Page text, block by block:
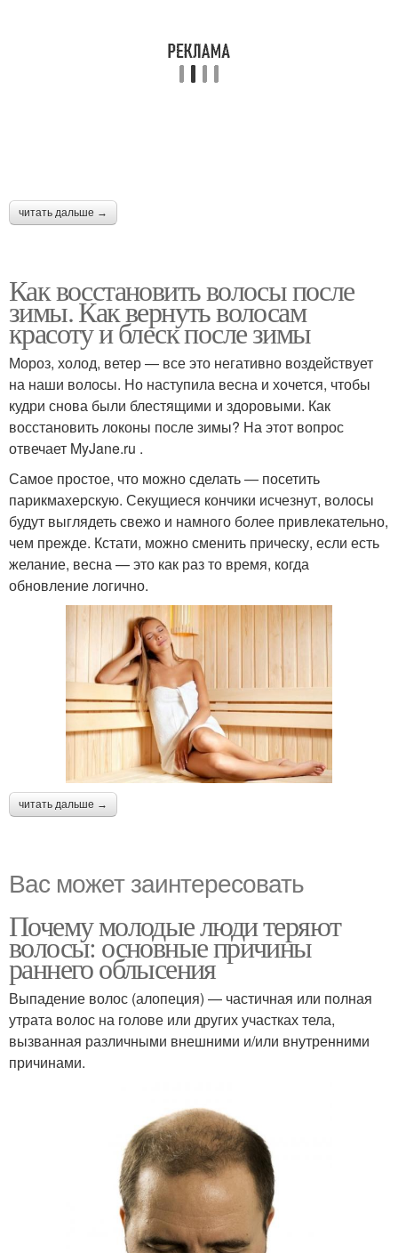
читать дальше →
Как восстановить волосы после
зимы. Как вернуть волосам
красоту и блеск после зимы
Мороз, холод, ветер — все это негативно воздействует
на наши волосы. Но наступила весна и хочется, чтобы
кудри снова были блестящими и здоровыми. Как
восстановить локоны после зимы? На этот вопрос
отвечает MyJane.ru .
Самое простое, что можно сделать — посетить
парикмахерскую. Секущиеся кончики исчезнут, волосы
будут выглядеть свежо и намного более привлекательно,
чем прежде. Кстати, можно сменить прическу, если есть
желание, весна — это как раз то время, когда
обновление логично.
читать дальше →
Вас может заинтересовать
Почему молодые люди теряют
волосы: основные причины
раннего облысения
Выпадение волос (алопеция) — частичная или полная
утрата волос на голове или других участках тела,
вызванная различными внешними и/или внутренними
причинами.